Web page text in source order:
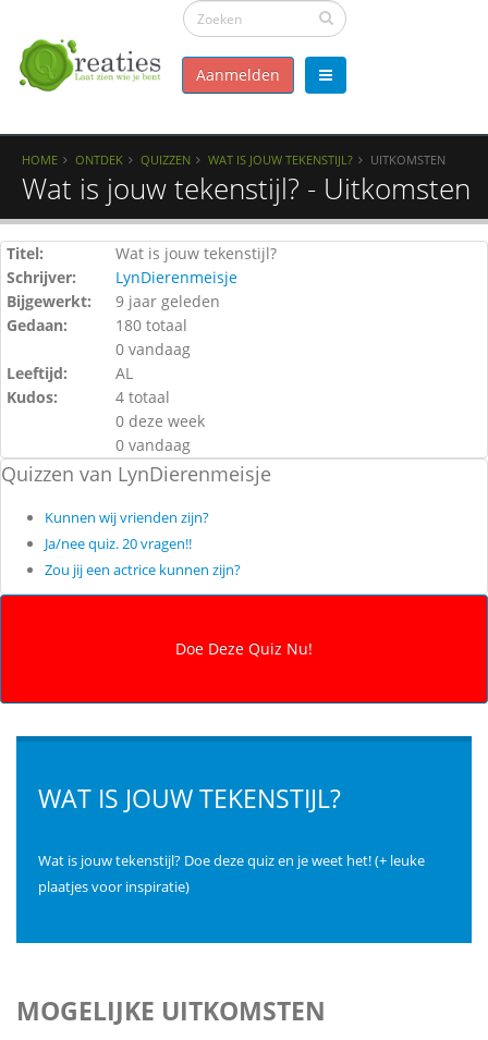
Aanmelden
HOME ONTDEK QUIZZEN WAT IS JOUW TEKENSTIJL? UITKOMSTEN
Wat is jouw tekenstijl? - Uitkomsten
Titel:
Wat is jouw tekenstijl?
Schrijver:
LynDierenmeisje
Bijgewerkt:
9 jaar geleden
Gedaan:
180 totaal
0 vandaag
Leeftijd:
AL
Kudos:
4 totaal
0 deze week
0 vandaag
Quizzen van LynDierenmeisje
Kunnen wij vrienden zijn?
Ja/nee quiz. 20 vragen!!
Zou jij een actrice kunnen zijn?
WAT IS JOUW TEKENSTIJL?
Wat is jouw tekenstijl? Doe deze quiz en je weet het! (+ leuke
plaatjes voor inspiratie)
MOGELIJKE UITKOMSTEN